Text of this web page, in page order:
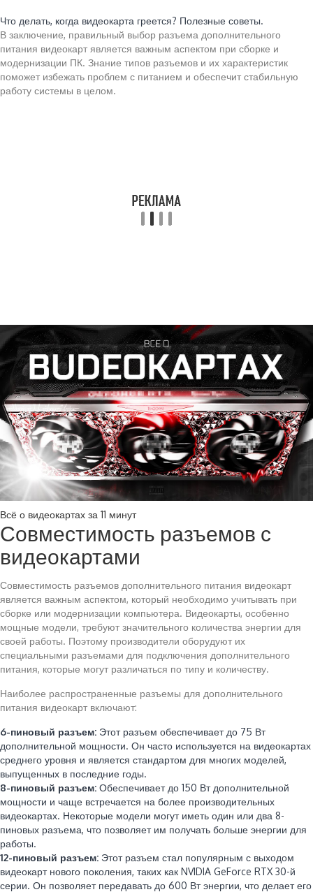
Что делать, когда видеокарта греется? Полезные советы.
В заключение, правильный выбор разъема дополнительного
питания видеокарт является важным аспектом при сборке и
модернизации ПК. Знание типов разъемов и их характеристик
поможет избежать проблем с питанием и обеспечит стабильную
работу системы в целом.
Всё о видеокартах за 11 минут
Совместимость разъемов с
видеокартами
Совместимость разъемов дополнительного питания видеокарт
является важным аспектом, который необходимо учитывать при
сборке или модернизации компьютера. Видеокарты, особенно
мощные модели, требуют значительного количества энергии для
своей работы. Поэтому производители оборудуют их
специальными разъемами для подключения дополнительного
питания, которые могут различаться по типу и количеству.
Наиболее распространенные разъемы для дополнительного
питания видеокарт включают:
6-пиновый разъем: Этот разъем обеспечивает до 75 Вт
дополнительной мощности. Он часто используется на видеокартах
среднего уровня и является стандартом для многих моделей,
выпущенных в последние годы.
8-пиновый разъем: Обеспечивает до 150 Вт дополнительной
мощности и чаще встречается на более производительных
видеокартах. Некоторые модели могут иметь один или два 8-
пиновых разъема, что позволяет им получать больше энергии для
работы.
12-пиновый разъем: Этот разъем стал популярным с выходом
видеокарт нового поколения, таких как NVIDIA GeForce RTX 30-й
серии. Он позволяет передавать до 600 Вт энергии, что делает его